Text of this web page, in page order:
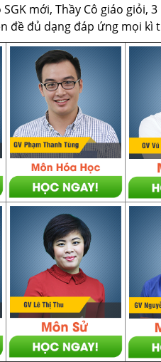
mới, Thầy Cô giáo giỏi,
đề đủ dạng đáp ứng mọi kì